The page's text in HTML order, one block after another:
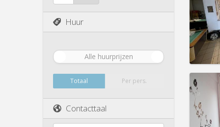
Huur
Alle huurprijzen
Totaal Per pers.
Contacttaal
Huur:
Duur:
Huur:
Kosten:
Duur: